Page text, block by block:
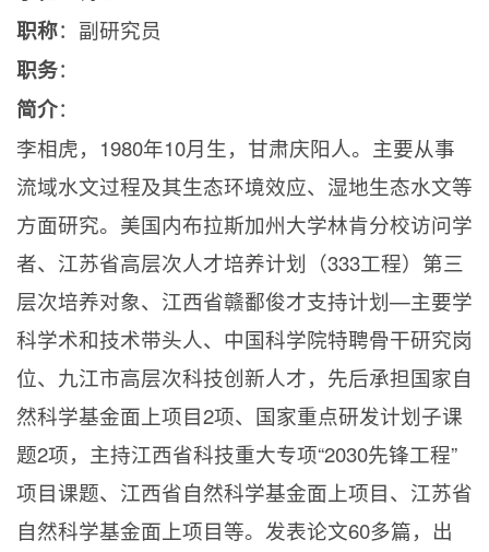
职称：副研究员
职务：
简介：
李相虎， 1980年10月生，甘肃庆阳人。主要从事
流域水文过程及其生态环境效应、湿地生态水文等
方面研究。美国内布拉斯加州大学林肯分校访问学
者、江苏省高层次人才培养计划（333工程）第三
层次培养对象、江西省赣鄱俊才支持计划—主要学
科学术和技术带头人、中国科学院特聘骨干研究岗
位、九江市高层次科技创新人才，先后承担国家自
然科学基金面上项目2项、国家重点研发计划子课
题2项，主持江西省科技重大专项“2030先锋工程”
项目课题、江西省自然科学基金面上项目、江苏省
自然科学基金面上项目等。发表论文60多篇，出